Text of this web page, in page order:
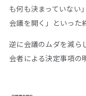
も何も決まっていない
会議を開く」といった
逆に会議のムダを減ら
会者による決定事項の